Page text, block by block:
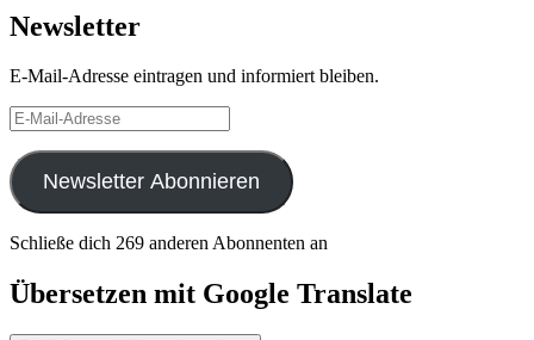
Newsletter
E-Mail-Adresse eintragen und informiert bleiben.
E-
Mail-
Adresse
Newsletter Abonnieren
Schließe dich 269 anderen Abonnenten an
Übersetzen mit Google Translate